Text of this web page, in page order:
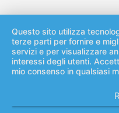
Questo sito utilizza
terze parti per fornire e
servizi e per visualizzare
interessi degli utenti.
mio consenso in qualsiasi